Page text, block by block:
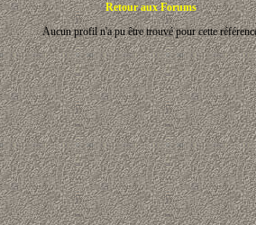
Retour aux Forums
Aucun profil n'a pu être trouvé pour cette